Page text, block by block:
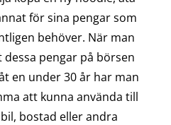
för sina pengar som
behöver. När man
pengar på börsen
en under 30 år har man
att kunna använda till
bostad eller andra